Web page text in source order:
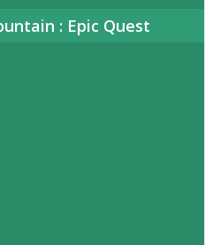
: Epic Quest